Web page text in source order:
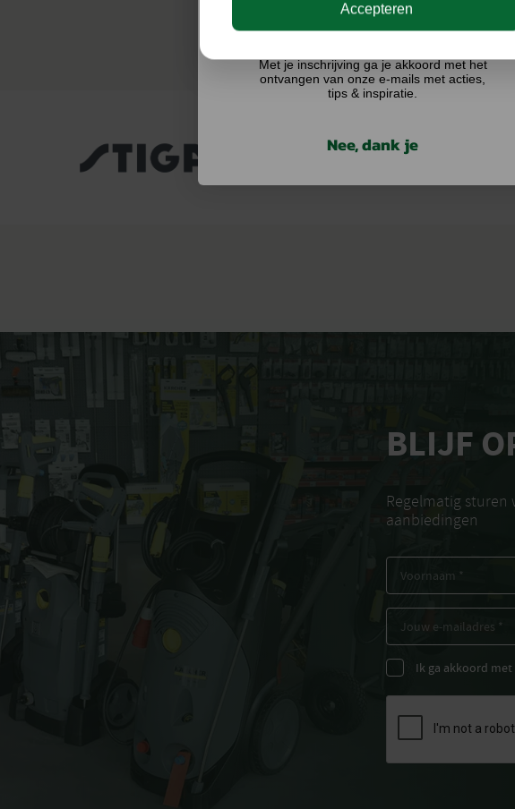
BLIJF
Regelmatig
aanbiedingen
Ik ga akkoord met
Accepteren
Ik doe graag mee!
Met je inschrijving ga je akkoord met het
ontvangen van onze e-mails met acties,
tips & inspiratie.
Nee, dank je